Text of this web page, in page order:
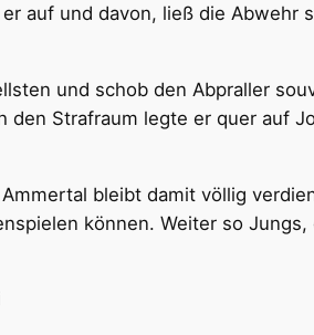
auf und davon, ließ die Abwehr
und schob den Abpraller
Strafraum legte er quer auf
bleibt damit völlig
können. Weiter so Jungs,